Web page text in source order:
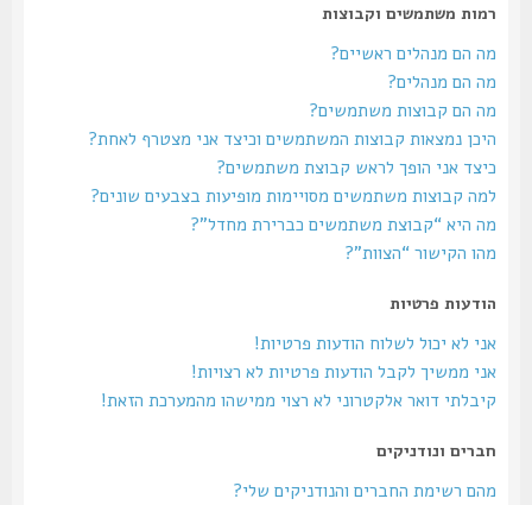
רמות משתמשים וקבוצות
מה הם מנהלים ראשיים?
מה הם מנהלים?
מה הם קבוצות משתמשים?
היכן נמצאות קבוצות המשתמשים וכיצד אני מצטרף לאחת?
כיצד אני הופך לראש קבוצת משתמשים?
למה קבוצות משתמשים מסויימות מופיעות בצבעים שונים?
מה היא “קבוצת משתמשים כברירת מחדל”?
מהו הקישור “הצוות”?
הודעות פרטיות
אני לא יכול לשלוח הודעות פרטיות!
אני ממשיך לקבל הודעות פרטיות לא רצויות!
קיבלתי דואר אלקטרוני לא רצוי ממישהו מהמערכת הזאת!
חברים ונודניקים
מהם רשימת החברים והנודניקים שלי?